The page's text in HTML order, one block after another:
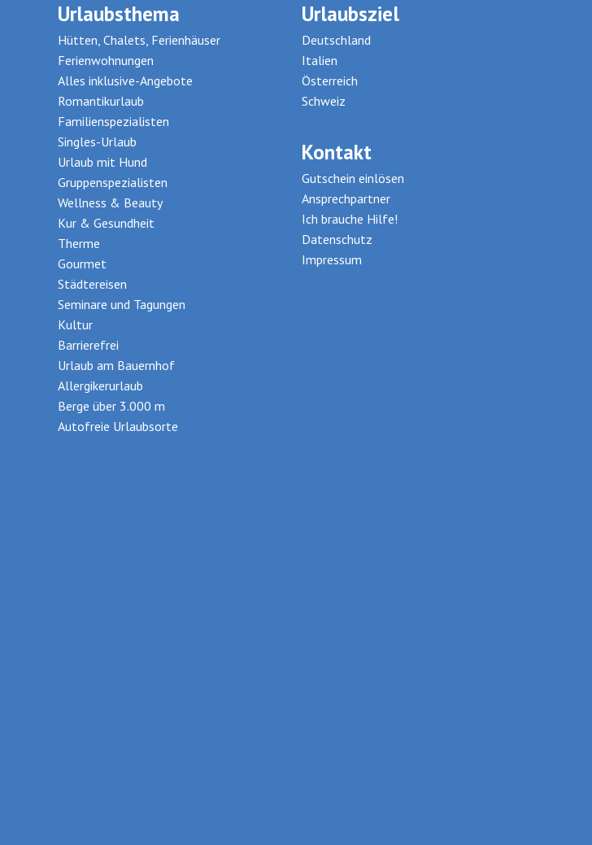
Urlaubsthema
Hütten, Chalets, Ferienhäuser
Ferienwohnungen
Alles inklusive-Angebote
Romantikurlaub
Familienspezialisten
Singles-Urlaub
Urlaub mit Hund
Gruppenspezialisten
Wellness & Beauty
Kur & Gesundheit
Therme
Gourmet
Städtereisen
Seminare und Tagungen
Kultur
Barrierefrei
Urlaub am Bauernhof
Allergikerurlaub
Berge über 3.000 m
Autofreie Urlaubsorte
Urlaubsziel
Deutschland
Italien
Österreich
Schweiz
Kontakt
Gutschein einlösen
Ansprechpartner
Ich brauche Hilfe!
Datenschutz
Impressum